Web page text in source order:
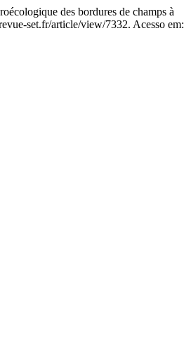
des bordures de champs à
set.fr/article/view/7332. Acesso em: